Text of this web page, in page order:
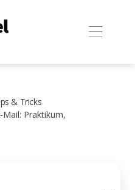
& Tricks
Praktikum,